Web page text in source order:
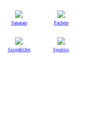
Sanatate Pachete
Sirop&Otet Sportivi